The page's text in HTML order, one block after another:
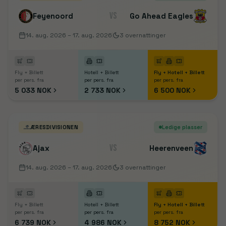
Feyenoord VS Go Ahead Eagles
14. aug. 2026 – 17. aug. 2026 3 overnattinger
Fly + Billett
per pers. fra
5 033 NOK
Hotell + Billett
per pers. fra
2 733 NOK
Fly + Hotell + Billett
per pers. fra
6 500 NOK
ÆRESDIVISIONEN Ledige plasser
Ajax VS Heerenveen
14. aug. 2026 – 17. aug. 2026 3 overnattinger
Fly + Billett
per pers. fra
6 739 NOK
Hotell + Billett
per pers. fra
4 986 NOK
Fly + Hotell + Billett
per pers. fra
8 752 NOK